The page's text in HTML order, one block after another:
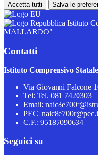
Accetta tutti Salva le
Istituto
MALLARDO"
Contatti
Istituto Comprensivo
Via Giovanni Falcone
Tel: Tel. 081 7420303
Email:
PEC:
C.F.: 95187090634
Seguici su